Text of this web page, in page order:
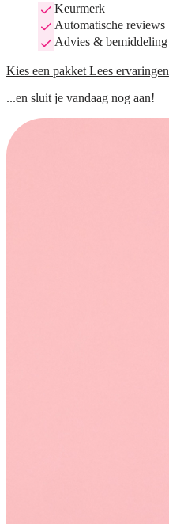
Keurmerk
Automatische reviews
Advies & bemiddeling
Kies een pakket Lees ervaringen
...en sluit je vandaag nog aan!